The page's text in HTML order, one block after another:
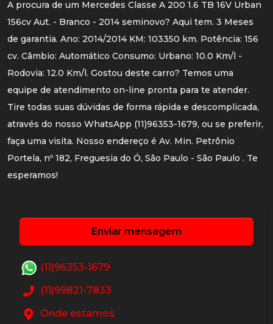
A procura de um Mercedes Classe A 200 1.6 TB 16V Urban
156cv Aut. - Branco - 2014 seminovo? Aqui tem. 3 Meses
de garantia. Ano: 2014/2014 KM: 103350 km. Potência: 156
cv. Câmbio: Automático Consumo: Urbano: 10.0 Km/l -
Rodovia: 12.0 Km/l. Gostou deste carro? Temos uma
equipe de atendimento on-line pronta para te atender.
Tire todas suas dúvidas de forma rápida e descomplicada,
através do nosso WhatsApp (11)96353-1679, ou se preferir,
faça uma visita. Nosso endereço é Av. Min. Petrônio
Portela, nº 182, Freguesia do Ó, São Paulo - São Paulo . Te
esperamos!
Enviar mensagem
(11)96353-1679
(11)99821-7833
Onde estamos